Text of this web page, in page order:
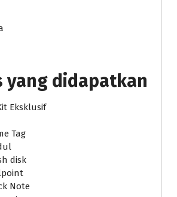
yang didapatkan
Eksklusif
Tag
disk
Note